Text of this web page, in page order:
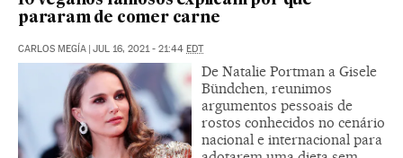
pararam de comer carne
CARLOS MEGÍA | JUL 16, 2021 - 21:44 EDT
De Natalie Portman a Gisele
Bündchen, reunimos
argumentos pessoais de
rostos conhecidos no cenário
nacional e internacional para